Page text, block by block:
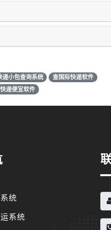
递小包查询系统
查国际快递软件
递便宜软件
统
系统